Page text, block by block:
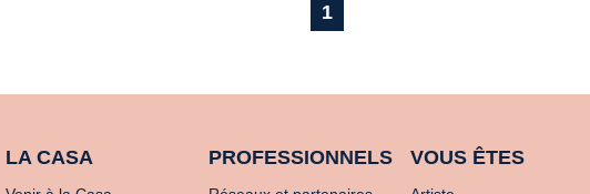
1
LA CASA PROFESSIONNELS VOUS ÊTES